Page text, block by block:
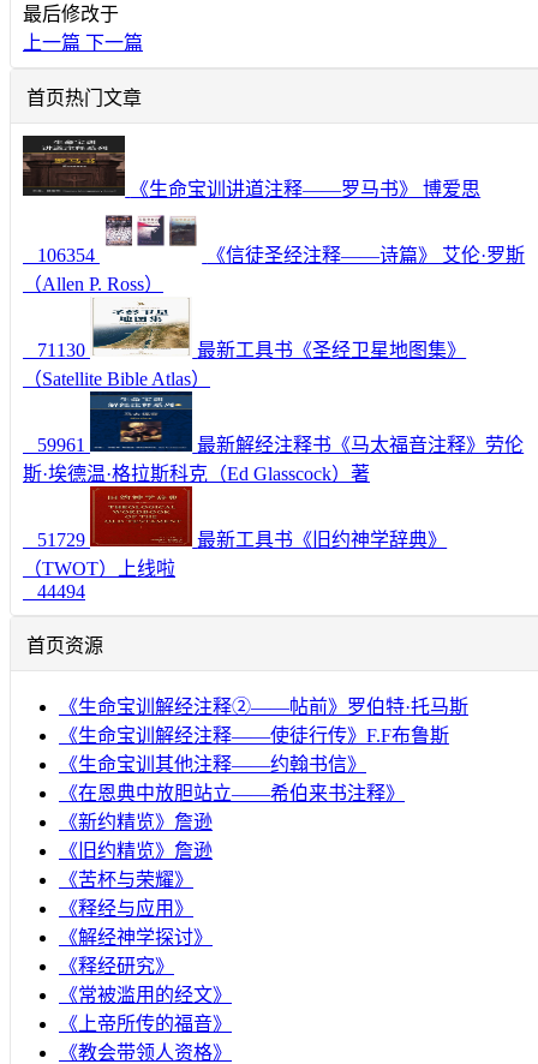
最后修改于
上一篇 下一篇
首页热门文章
《生命宝训讲道注释——罗马书》 博爱思
106354
《信徒圣经注释——诗篇》 艾伦·罗斯
（Allen P. Ross）
71130
最新工具书《圣经卫星地图集》
（Satellite Bible Atlas）
59961
最新解经注释书《马太福音注释》劳伦
斯·埃德温·格拉斯科克（Ed Glasscock）著
51729
最新工具书《旧约神学辞典》
（TWOT）上线啦
44494
首页资源
《生命宝训解经注释②——帖前》罗伯特·托马斯
《生命宝训解经注释——使徒行传》F.F布鲁斯
《生命宝训其他注释——约翰书信》
《在恩典中放胆站立——希伯来书注释》
《新约精览》詹逊
《旧约精览》詹逊
《苦杯与荣耀》
《释经与应用》
《解经神学探讨》
《释经研究》
《常被滥用的经文》
《上帝所传的福音》
《教会带领人资格》